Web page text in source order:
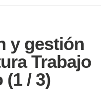
y gestión
Trabajo
(1 / 3)